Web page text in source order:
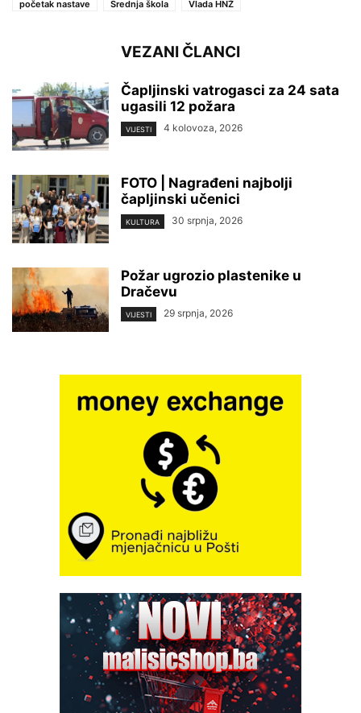
početak nastave
Srednja škola Vlada HNŽ
VEZANI ČLANCI
Čapljinski vatrogasci za 24 sata
ugasili 12 požara
VIJESTI 4 kolovoza, 2026
FOTO | Nagrađeni najbolji
čapljinski učenici
KULTURA 30 srpnja, 2026
Požar ugrozio plastenike u
Dračevu
VIJESTI 29 srpnja, 2026